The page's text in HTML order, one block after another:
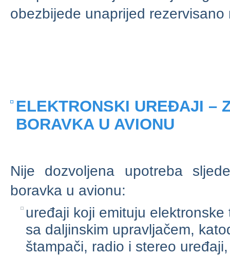
obezbijede unaprijed rezervisano
ELEKTRONSKI UREĐAJI –
BORAVKA U AVIONU
Nije dozvoljena upotreba
boravka u avionu:
uređaji koji emituju
sa daljinskim upravljačem,
štampači, radio i stereo